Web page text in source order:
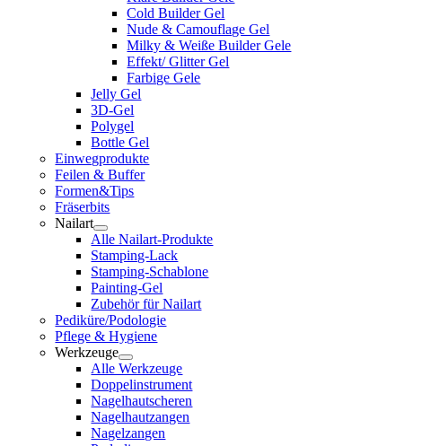
Cold Builder Gel
Nude & Camouflage Gel
Milky & Weiße Builder Gele
Effekt/ Glitter Gel
Farbige Gele
Jelly Gel
3D-Gel
Polygel
Bottle Gel
Einwegprodukte
Feilen & Buffer
Formen&Tips
Fräserbits
Nailart
Alle Nailart-Produkte
Stamping-Lack
Stamping-Schablone
Painting-Gel
Zubehör für Nailart
Pediküre/Podologie
Pflege & Hygiene
Werkzeuge
Alle Werkzeuge
Doppelinstrument
Nagelhautscheren
Nagelhautzangen
Nagelzangen